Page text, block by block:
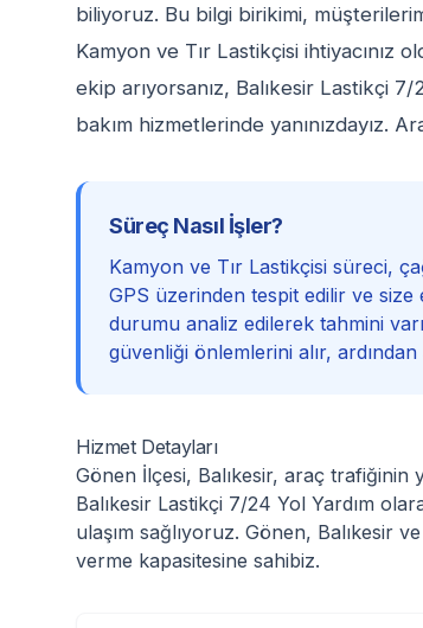
biliyoruz. Bu bilgi birikimi,
Kamyon ve Tır Lastikçisi
ekip arıyorsanız, Balıkesir Lastikçi
bakım hizmetlerinde yanınızdayız.
Süreç Nasıl İşler?
Kamyon ve Tır Lastikçisi süreci,
GPS üzerinden tespit edilir ve
durumu analiz edilerek tahmini
güvenliği önlemlerini alır,
Hizmet Detayları
Gönen İlçesi, Balıkesir, araç trafiğinin
Balıkesir Lastikçi 7/24 Yol Yardım
ulaşım sağlıyoruz. Gönen, Balıkesir
verme kapasitesine sahibiz.